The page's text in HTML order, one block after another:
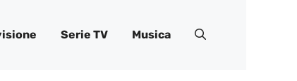
Serie TV Musica